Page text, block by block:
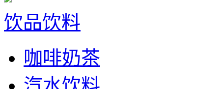
饮品饮料
咖啡奶茶